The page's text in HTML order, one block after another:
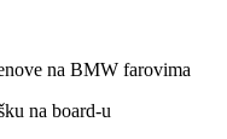
na BMW farovima
na board-u